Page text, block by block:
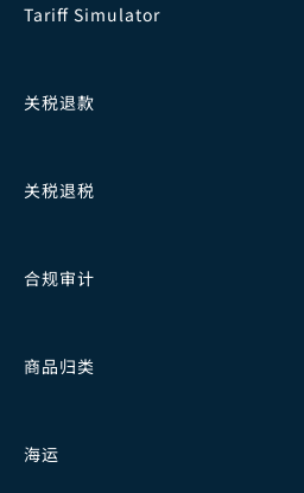
Tariff Simulator
关税退款
关税退税
合规审计
商品归类
海运